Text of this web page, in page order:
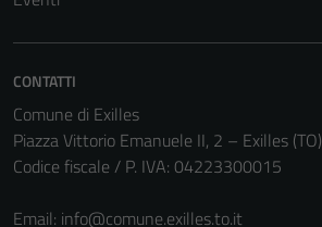
CONTATTI
Comune di Exilles
Piazza Vittorio Emanuele II, 2 – Exilles (TO)
Codice fiscale / P. IVA: 04223300015
Email: info@comune.exilles.to.it